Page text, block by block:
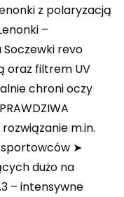
z polaryzacją
–
Soczewki revo
oraz filtrem UV
chroni oczy
rozwiązanie m.in.
➤
dużo na
– intensywne